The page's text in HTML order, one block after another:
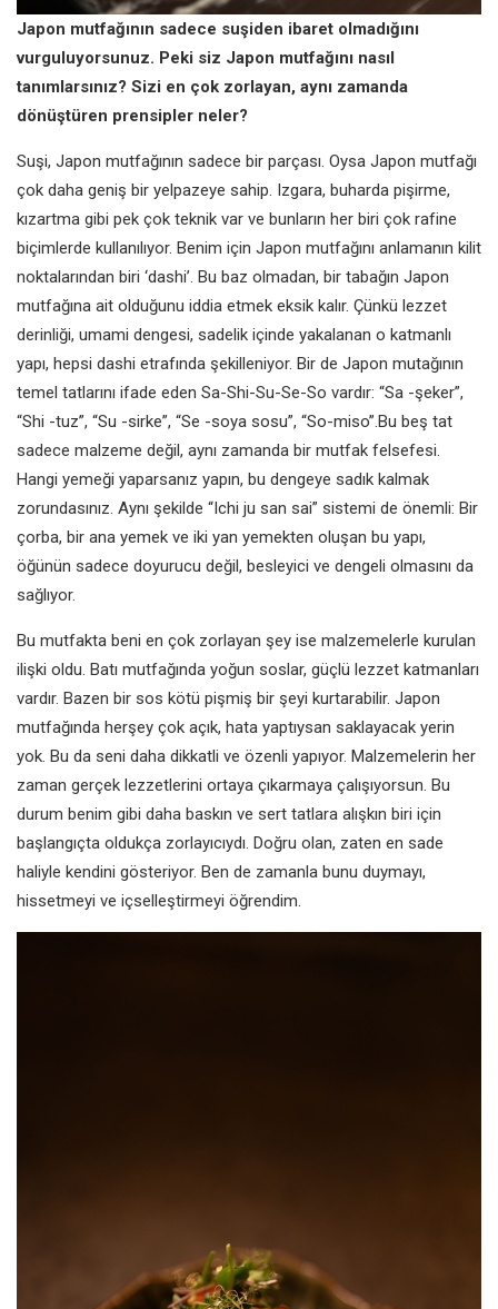
Japon mutfağının sadece suşiden ibaret olmadığını
vurguluyorsunuz. Peki siz Japon mutfağını nasıl
tanımlarsınız? Sizi en çok zorlayan, aynı zamanda
dönüştüren prensipler neler?
Suşi, Japon mutfağının sadece bir parçası. Oysa Japon mutfağı
çok daha geniş bir yelpazeye sahip. Izgara, buharda pişirme,
kızartma gibi pek çok teknik var ve bunların her biri çok rafine
biçimlerde kullanılıyor. Benim için Japon mutfağını anlamanın kilit
noktalarından biri ‘dashi’. Bu baz olmadan, bir tabağın Japon
mutfağına ait olduğunu iddia etmek eksik kalır. Çünkü lezzet
derinliği, umami dengesi, sadelik içinde yakalanan o katmanlı
yapı, hepsi dashi etrafında şekilleniyor. Bir de Japon mutağının
temel tatlarını ifade eden Sa-Shi-Su-Se-So vardır: “Sa -şeker”,
“Shi -tuz”, “Su -sirke”, “Se -soya sosu”, “So-miso”.Bu beş tat
sadece malzeme değil, aynı zamanda bir mutfak felsefesi.
Hangi yemeği yaparsanız yapın, bu dengeye sadık kalmak
zorundasınız. Aynı şekilde “Ichi ju san sai” sistemi de önemli: Bir
çorba, bir ana yemek ve iki yan yemekten oluşan bu yapı,
öğünün sadece doyurucu değil, besleyici ve dengeli olmasını da
sağlıyor.
Bu mutfakta beni en çok zorlayan şey ise malzemelerle kurulan
ilişki oldu. Batı mutfağında yoğun soslar, güçlü lezzet katmanları
vardır. Bazen bir sos kötü pişmiş bir şeyi kurtarabilir. Japon
mutfağında herşey çok açık, hata yaptıysan saklayacak yerin
yok. Bu da seni daha dikkatli ve özenli yapıyor. Malzemelerin her
zaman gerçek lezzetlerini ortaya çıkarmaya çalışıyorsun. Bu
durum benim gibi daha baskın ve sert tatlara alışkın biri için
başlangıçta oldukça zorlayıcıydı. Doğru olan, zaten en sade
haliyle kendini gösteriyor. Ben de zamanla bunu duymayı,
hissetmeyi ve içselleştirmeyi öğrendim.